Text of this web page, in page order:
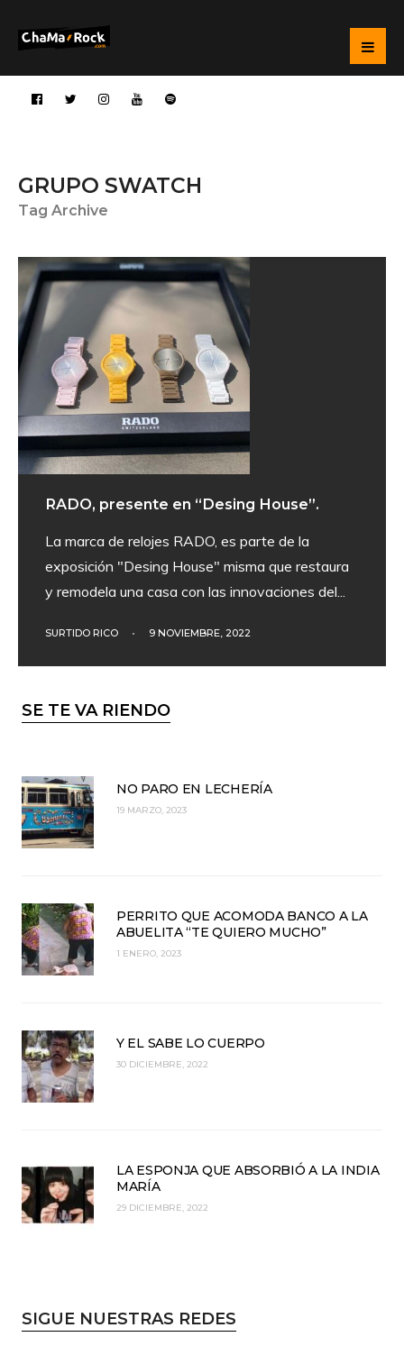
GRUPO SWATCH
Tag Archive
RADO, presente en “Desing House”.
La marca de relojes RADO, es parte de la
exposición "Desing House" misma que restaura
y remodela una casa con las innovaciones del...
SURTIDO RICO • 9 NOVIEMBRE, 2022
SE TE VA RIENDO
NO PARO EN LECHERÍA
19 MARZO, 2023
PERRITO QUE ACOMODA BANCO A LA
ABUELITA “TE QUIERO MUCHO”
1 ENERO, 2023
Y EL SABE LO CUERPO
30 DICIEMBRE, 2022
LA ESPONJA QUE ABSORBIÓ A LA INDIA
MARÍA
29 DICIEMBRE, 2022
SIGUE NUESTRAS REDES